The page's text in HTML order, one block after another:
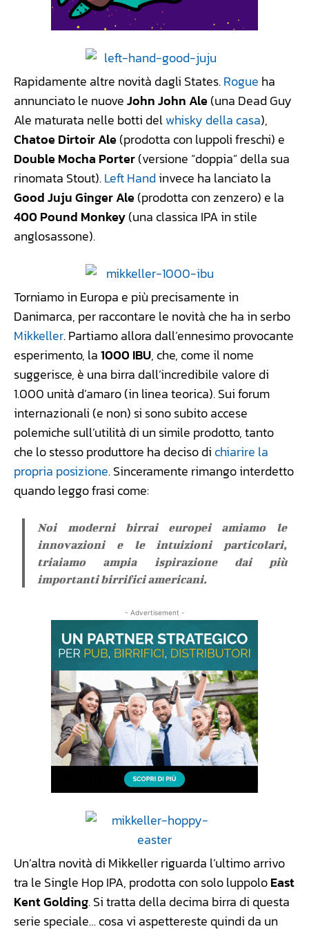
Rapidamente altre novità dagli States.Rogue ha
annunciato le nuoveJohn John Ale(una Dead Guy
Ale maturata nelle botti delwhisky della casa),
Chatoe Dirtoir Ale(prodotta con luppoli freschi) e
Double Mocha Porter(versione “doppia” della sua
rinomata Stout).Left Handinvece ha lanciato la
Good Juju Ginger Ale(prodotta con zenzero) e la
400 Pound Monkey(una classica IPA in stile
anglosassone).
Torniamo in Europa e più precisamente in
Danimarca, per raccontare le novità che ha in serbo
Mikkeller. Partiamo allora dall’ennesimo provocante
esperimento, la1000 IBU, che, come il nome
suggerisce, è una birra dall’incredibile valore di
1.000 unità d’amaro (in linea teorica). Sui forum
internazionali (e non) si sono subito accese
polemiche sull’utilità di un simile prodotto, tanto
che lo stesso produttore ha deciso di chiarire la
propria posizione. Sinceramente rimango interdetto
quando leggo frasi come:
Noi moderni birrai europei amiamo le
innovazioni e le intuizioni particolari,
triaiamo ampia ispirazione dai più
importanti birrifici americani.
- Advertisement -
Un’altra novità di Mikkeller riguarda l’ultimo arrivo
tra le Single Hop IPA, prodotta con solo luppoloEast
Kent Golding. Si tratta della decima birra di questa
serie speciale… cosa vi aspettereste quindi da un